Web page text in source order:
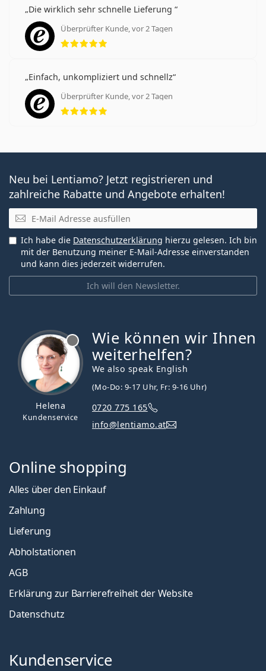
Die wirklich sehr schnelle Lieferung
Überprüfter Kunde, vor 2 Tagen
Bewertung 5 aus 5
Einfach, unkompliziert und schnellz
Überprüfter Kunde, vor 2 Tagen
Bewertung 5 aus 5
Neu bei Lentiamo? Jetzt registrieren und
zahlreiche Rabatte und Angebote erhalten!
E-Mail
Ich will den Newsletter.
Ich habe die Datenschutzerklärung hierzu gelesen. Ich bin
mit der Benutzung meiner E-Mail-Adresse einverstanden
und kann dies jederzeit widerrufen.
Helena
Kundenservice
Wie können wir Ihnen
weiterhelfen?
We also speak English
(Mo-Do: 9-17 Uhr, Fr: 9-16 Uhr)
0720 775 165
info@lentiamo.at
Online shopping
Alles über den Einkauf
Zahlung
Lieferung
Abholstationen
AGB
Erklärung zur Barrierefreiheit der Website
Datenschutz
Kundenservice